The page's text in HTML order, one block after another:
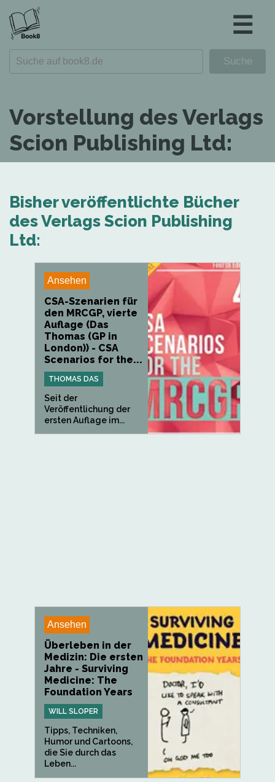
☰
Vorstellung des Verlags
Scion Publishing Ltd:
Bisher veröffentlichte Bücher
des Verlags Scion Publishing
Ltd:
Ansehen
CSA-Szenarien für
den MRCGP, vierte
Auflage (Das
Thomas (GP in
London)) - CSA
Scenarios for the...
THOMAS DAS
Seit der
Veröffentlichung der
ersten Auflage im...
Ansehen
Überleben in der
Medizin: Die ersten
Jahre - Surviving
Medicine: The
Foundation Years
WILL SLOPER
Tipps, Techniken,
Humor und Cartoons,
die Sie durch das
Leben...